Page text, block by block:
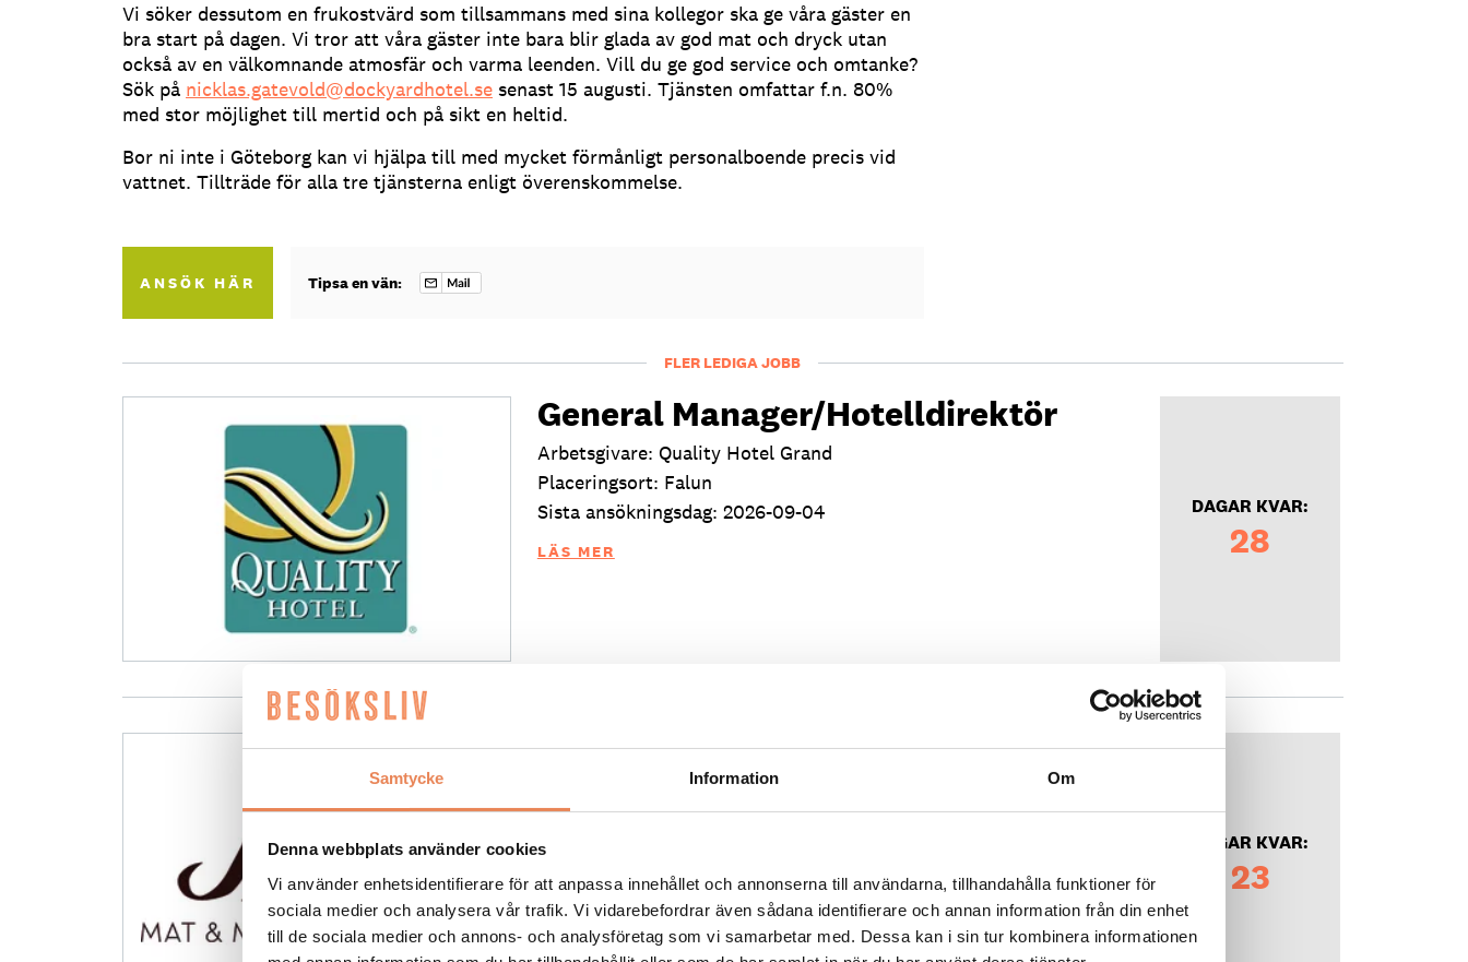
Samtycke Information Om
Denna webbplats använder cookies
Vi använder enhetsidentifierare för att anpassa innehållet och annonserna till användarna, tillhandahålla funktioner för
sociala medier och analysera vår trafik. Vi vidarebefordrar även sådana identifierare och annan information från din enhet
till de sociala medier och annons- och analysföretag som vi samarbetar med. Dessa kan i sin tur kombinera informationen
Vi söker dessutom en frukostvärd som tillsammans med sina kollegor ska ge våra gäster en
bra start på dagen. Vi tror att våra gäster inte bara blir glada av god mat och dryck utan
också av en välkomnande atmosfär och varma leenden. Vill du ge god service och omtanke?
Sök på nicklas.gatevold@dockyardhotel.se senast 15 augusti. Tjänsten omfattar f.n. 80%
med stor möjlighet till mertid och på sikt en heltid.
Bor ni inte i Göteborg kan vi hjälpa till med mycket förmånligt personalboende precis vid
vattnet. Tillträde för alla tre tjänsterna enligt överenskommelse.
ANSÖK HÄR Tipsa en vän:
FLER LEDIGA JOBB
General Manager/Hotelldirektör
Arbetsgivare: Quality Hotel Grand
Placeringsort: Falun
Sista ansökningsdag: 2026-09-04
LÄS MER
DAGAR KVAR:
28
Kock
Arbetsgivare: Smådalarö Gård Hotell & Spa
Placeringsort: Dalarö
Sista ansökningsdag: 2026-08-30
LÄS MER
DAGAR KVAR:
23